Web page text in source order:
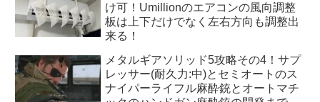
け可！Umillionのエアコンの風向調整
板は上下だけでなく左右方向も調整出
来る！
メタルギアソリッド5攻略その4！サプ
レッサー(耐久力:中)とセミオートのス
ナイパーライフル麻酔銃とオートマチ